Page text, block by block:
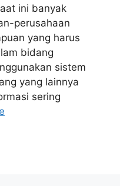
ini banyak
perusahaan
yang harus
bidang
sistem
yang lainnya
sering